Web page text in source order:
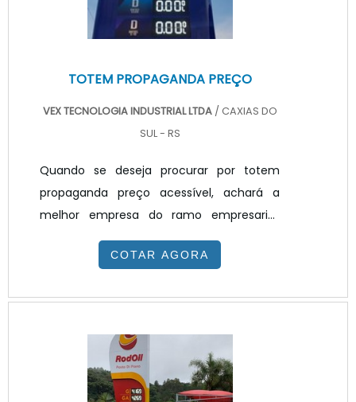
TOTEM PROPAGANDA PREÇO
VEX TECNOLOGIA INDUSTRIAL LTDA / CAXIAS DO
SUL - RS
Quando se deseja procurar por totem
propaganda preço acessível, achará a
melhor empresa do ramo empresarial.
Solicitando um orçamento na melhor
empresa do segmento e encontrando a
benefício.TOTEM PROPAGANDA PREÇO
totem propaganda preço justo e em uma
empresa transparente, vai até o site da
VEX Tecnologia. A empresa trabalha com
COTAR AGORA